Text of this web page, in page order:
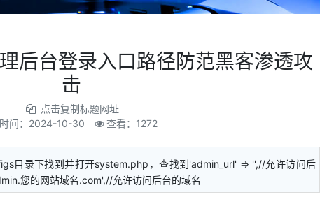
后台登录入口路径防范黑客渗透攻
击
点击复制标题网址
时间： 2024-10-30 查看：1272
目录下找到并打开system.php，查找到'admin_url' => '',//允许访问后
您的网站域名.com',//允许访问后台的域名